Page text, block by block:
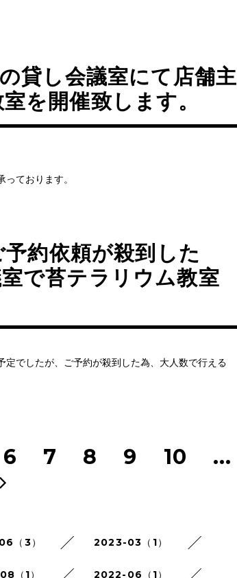
貸し会議室にて店舗主
を開催致します。
ております。
約依頼が殺到した
で苔テラリウム教室
でしたが、ご予約が殺到した為、大人数で行える
6 7 8 9 10 ...
（3） 2023-03（1）
（1） 2022-06（1）